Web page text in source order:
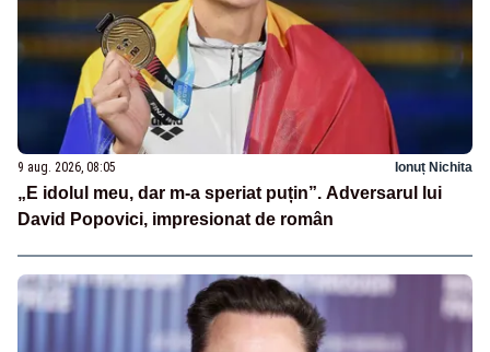
9 aug. 2026, 08:05 Ionuț Nichita
„E idolul meu, dar m-a speriat puțin”. Adversarul lui
David Popovici, impresionat de român